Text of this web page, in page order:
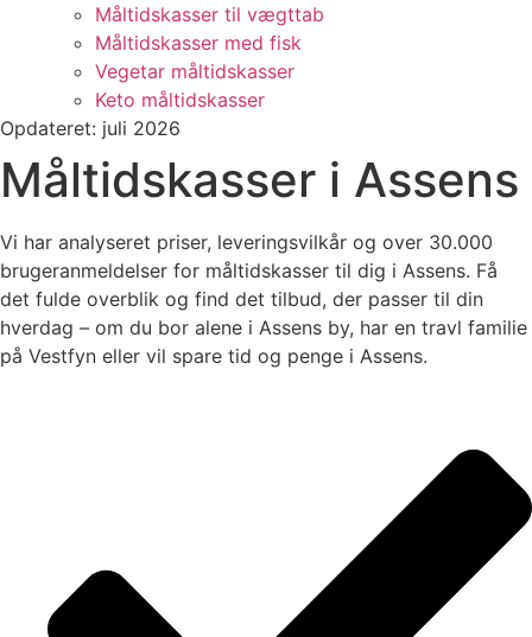
Måltidskasser til vægttab
Måltidskasser med fisk
Vegetar måltidskasser
Keto måltidskasser
Opdateret: juli 2026
Måltidskasser i Assens
Vi har analyseret priser, leveringsvilkår og over 30.000
brugeranmeldelser for måltidskasser til dig i Assens. Få
det fulde overblik og find det tilbud, der passer til din
hverdag – om du bor alene i Assens by, har en travl familie
på Vestfyn eller vil spare tid og penge i Assens.